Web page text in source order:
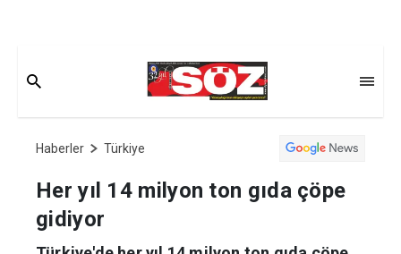
Her yıl 14 milyon ton gıda çöpe
gidiyor